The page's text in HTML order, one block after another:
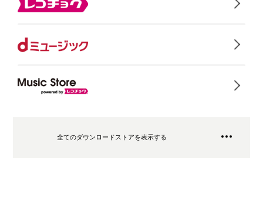
全てのダウンロードストアを表示する